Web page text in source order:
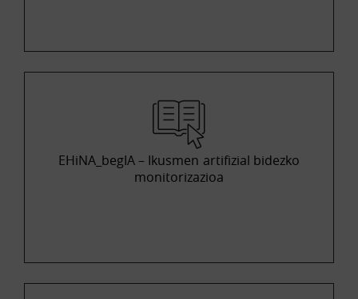
EHiNA_begIA – Ikusmen artifizial bidezko
monitorizazioa